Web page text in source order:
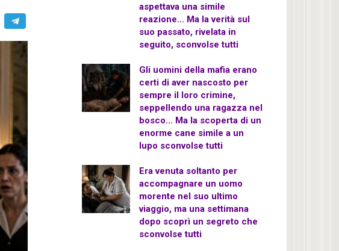
aspettava una simile
reazione… Ma la verità sul
suo passato, rivelata in
seguito, sconvolse tutti
Gli uomini della mafia erano
certi di aver nascosto per
sempre il loro crimine,
seppellendo una ragazza nel
bosco… Ma la scoperta di un
enorme cane simile a un
lupo sconvolse tutti
Era venuta soltanto per
accompagnare un uomo
morente nel suo ultimo
viaggio, ma una settimana
dopo scoprì un segreto che
sconvolse tutti